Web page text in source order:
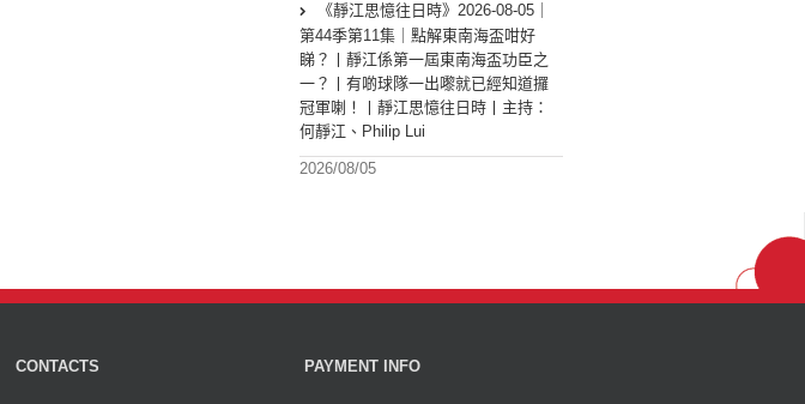
《靜江思憶往日時》2026-08-05｜
第44季第11集｜點解東南海盃咁好
睇？丨靜江係第一屆東南海盃功臣之
一？丨有啲球隊一出嚟就已經知道攞
冠軍喇！丨靜江思憶往日時丨主持：
何靜江、Philip Lui
2026/08/05
CONTACTS PAYMENT INFO